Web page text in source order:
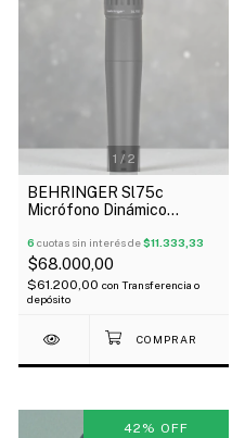
1 / 2
BEHRINGER Sl75c
Micrófono Dinámico
Estuche Y Pipeta
6 cuotas sin interés de$11.333,33
$68.000,00
$61.200,00 con Transferencia o
depósito
42 % OFF